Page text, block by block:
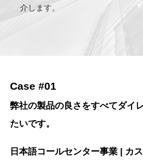
介します。
Case #01
弊社の製品の良さをすべてダイ
たいです。
日本語コールセンター事業 | カ